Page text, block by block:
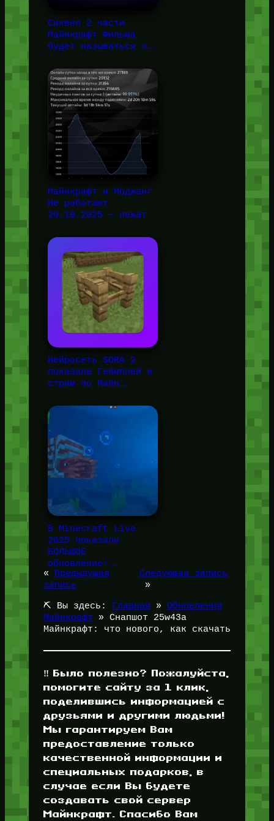
Сиквел 2 части
Майнкрафт Фильма
будет называться «…
Майнкрафт и Моджанг
Не работают
29.10.2025 — лежат
Нейросеть SORA 2
показала Геймплей и
стрим по Майн…
В Minecraft Live
2025 показали
БОЛЬШОЕ
обновление!…
«
Предыдущая
запись
Следующая запись
»
⛏️ Вы здесь: Главная » Обновления
Майнкрафт » Снапшот 25w43a
Майнкрафт: что нового, как скачать
‼️ Было полезно? Пожалуйста,
помогите сайту за 1 клик,
поделившись информацией с
друзьями и другими людьми!
Мы гарантируем Вам
предоставление только
качественной информации и
специальных подарков, в
случае если Вы будете
создавать свой сервер
Майнкрафт. Спасибо Вам